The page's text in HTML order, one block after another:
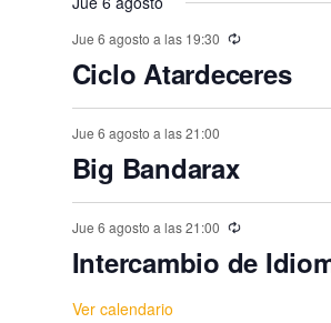
Jue 6 agosto a las 19:30
Ciclo Atardeceres
Jue 6 agosto a las 21:00
Big Bandarax
Jue 6 agosto a las 21:00
Intercambio de
Ver calendario